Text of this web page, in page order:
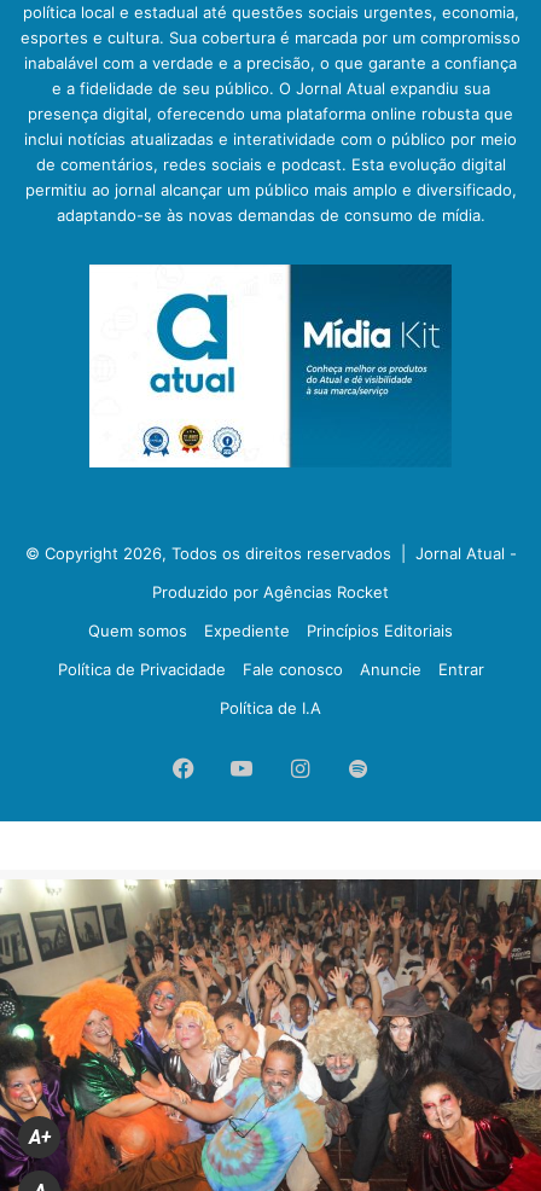
política local e estadual até questões sociais urgentes, economia,
esportes e cultura. Sua cobertura é marcada por um compromisso
inabalável com a verdade e a precisão, o que garante a confiança
e a fidelidade de seu público. O Jornal Atual expandiu sua
presença digital, oferecendo uma plataforma online robusta que
inclui notícias atualizadas e interatividade com o público por meio
de comentários, redes sociais e podcast. Esta evolução digital
permitiu ao jornal alcançar um público mais amplo e diversificado,
adaptando-se às novas demandas de consumo de mídia.
© Copyright 2026, Todos os direitos reservados | Jornal Atual -
Produzido por Agências Rocket
Quem somos
Expediente
Princípios Editoriais
Política de Privacidade
Fale conosco Anuncie
Entrar
Política de I.A
FacebookYouTubeInstagram
Spotify
A+